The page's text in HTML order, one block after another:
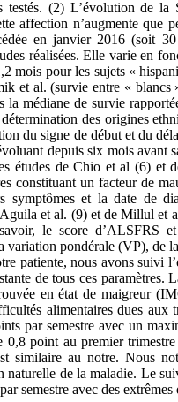
testés. (2) L’évolution de
affection n’augmente que
en janvier 2016 (soit
réalisées. Elle varie en
mois pour les sujets «
et al. (survie entre «
la médiane de survie
des origines
du signe de début et du
depuis six mois
études de Chio et al (6)
constituant un facteur de
symptômes et la date de
et al. (9) et de Millul
le score d’ALSFRS
variation pondérale (VP), de
patiente, nous avons suivi
de tous ces paramètres.
en état de maigreur
alimentaires dues
par semestre avec un
0,8 point au premier
similaire au notre. Nous
naturelle de la maladie. Le
semestre avec des extrêmes